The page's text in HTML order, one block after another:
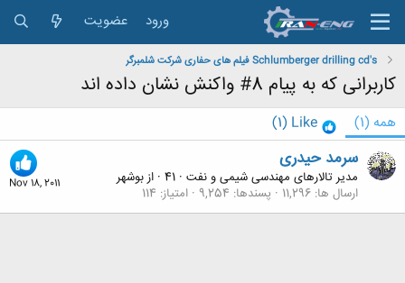
ورود عضویت
Schlumberger drilling cd's فیلم های حفاری شرکت شلمبرگر
کاربرانی که به پیام 8# واکنش نشان داده اند
همه (1)
Like
(1)
Nov 18, 2011
سرمد حیدری
مدیر تالارهای مهندسی شیمی و نفت ·
· ازبوشهر
ارسال ها 11,296 پسندها 9,254 امتیاز 114